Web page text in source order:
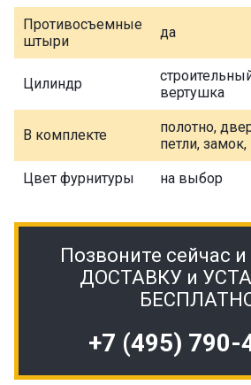
Противосъемные
штыри
да
Цилиндр
вертушка
В комплекте
полотно,
петли,
Цвет фурнитуры на выбор
Позвоните сейчас и
ДОСТАВКУ и
+7 (495) 790-